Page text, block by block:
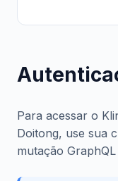
Para acessar o
Doitong, use sua
mutação